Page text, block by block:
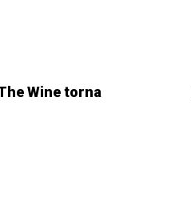
Wine torna